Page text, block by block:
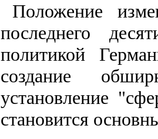
Положение
последнего
политикой
создание
установление
становится